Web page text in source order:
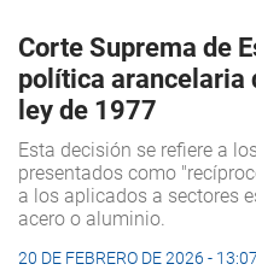
Corte Suprema de
política arancelaria
ley de 1977
Esta decisión se refiere a
presentados como
a los aplicados a sectores
acero o aluminio.
20 DE FEBRERO DE 2026 - 13:07